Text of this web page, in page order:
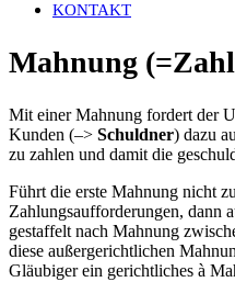
KONTAKT
Mahnung
Mit einer Mahnung fordert der
Kunden (–> Schuldner) dazu
zu zahlen und damit die
Führt die erste Mahnung nicht
Zahlungsaufforderungen, dann
gestaffelt nach Mahnung
diese außergerichtlichen
Gläubiger ein gerichtliches à